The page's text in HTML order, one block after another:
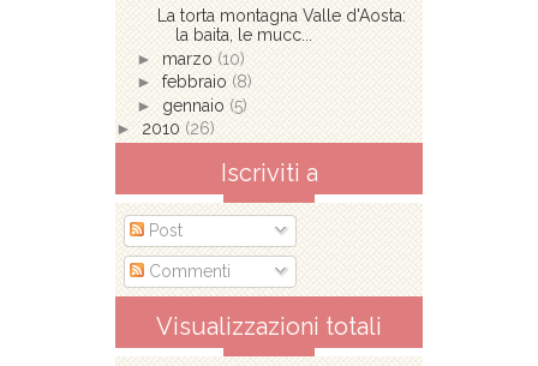
La torta montagna Valle d'Aosta:
la baita, le mucc...
► marzo (10)
► febbraio (8)
► gennaio (5)
► 2010 (26)
Iscriviti a
Post
Commenti
Visualizzazioni totali